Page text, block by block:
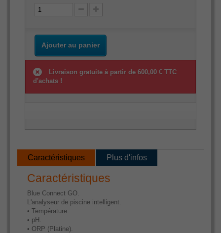
Ajouter au panier
Livraison gratuite à partir de 600,00 € TTC
d'achats !
Caractéristiques Plus d'infos
Caractéristiques
Blue Connect GO.
L'analyseur de piscine intelligent.
• Température.
• pH.
• ORP (Platine).